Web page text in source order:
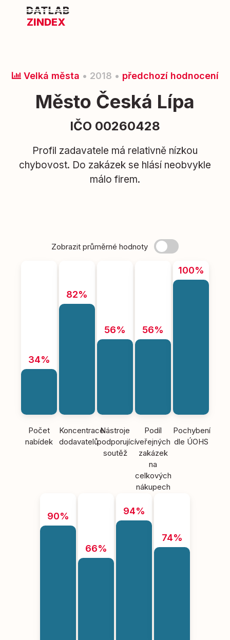
ZINDEX
Velká města • 2018 • předchozí hodnocení
Město Česká Lípa
IČO 00260428
Profil zadavatele má relativně nízkou
chybovost. Do zakázek se hlásí neobvykle
málo firem.
Zobrazit průměrné hodnoty
34%
Počet
nabídek
82%
Koncentrace
dodavatelů
56%
Nástroje
podporující
soutěž
56%
Podíl
veřejných
zakázek
na
celkových
nákupech
100%
Pochybení
dle ÚOHS
90%
66%
94%
74%